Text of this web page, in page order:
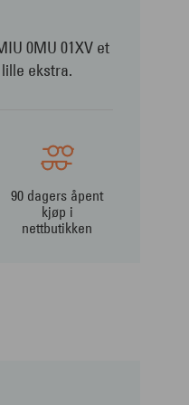
0MU 01XV et
ekstra.
90 dagers åpent
kjøp i
nettbutikken